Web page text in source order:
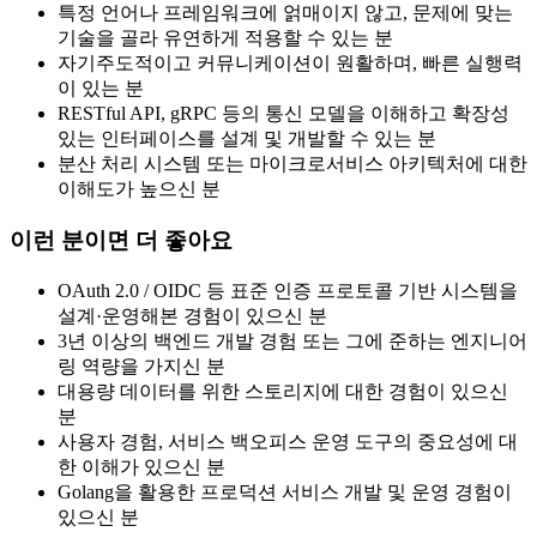
특정 언어나 프레임워크에 얽매이지 않고, 문제에 맞는
기술을 골라 유연하게 적용할 수 있는 분
자기주도적이고 커뮤니케이션이 원활하며, 빠른 실행력
이 있는 분
RESTful API, gRPC 등의 통신 모델을 이해하고 확장성
있는 인터페이스를 설계 및 개발할 수 있는 분
분산 처리 시스템 또는 마이크로서비스 아키텍처에 대한
이해도가 높으신 분
이런 분이면 더 좋아요
OAuth 2.0 / OIDC 등 표준 인증 프로토콜 기반 시스템을
설계·운영해본 경험이 있으신 분
3년 이상의 백엔드 개발 경험 또는 그에 준하는 엔지니어
링 역량을 가지신 분
대용량 데이터를 위한 스토리지에 대한 경험이 있으신
분
사용자 경험, 서비스 백오피스 운영 도구의 중요성에 대
한 이해가 있으신 분
Golang을 활용한 프로덕션 서비스 개발 및 운영 경험이
있으신 분